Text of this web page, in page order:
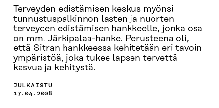
Terveyden edistämisen keskus myönsi
tunnustuspalkinnon lasten ja nuorten
terveyden edistämisen hankkeelle, jonka osa
on mm. Järkipalaa-hanke. Perusteena oli,
että Sitran hankkeessa kehitetään eri tavoin
ympäristöä, joka tukee lapsen tervettä
kasvua ja kehitystä.
JULKAISTU
17.04.2008